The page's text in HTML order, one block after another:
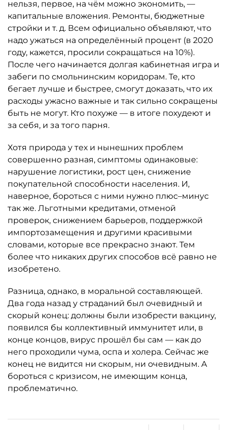
нельзя, первое, на чём можно экономить, —
капитальные вложения. Ремонты, бюджетные
стройки и т. д. Всем официально объявляют, что
надо ужаться на определённый процент (в 2020
году, кажется, просили сокращаться на 10%).
После чего начинается долгая кабинетная игра и
забеги по смольнинским коридорам. Те, кто
бегает лучше и быстрее, смогут доказать, что их
расходы ужасно важные и так сильно сокращены
быть не могут. Кто похуже — в итоге похудеют и
за себя, и за того парня.
Хотя природа у тех и нынешних проблем
совершенно разная, симптомы одинаковые:
нарушение логистики, рост цен, снижение
покупательной способности населения. И,
наверное, бороться с ними нужно плюс–минус
так же. Льготными кредитами, отменой
проверок, снижением барьеров, поддержкой
импортозамещения и другими красивыми
словами, которые все прекрасно знают. Тем
более что никаких других способов всё равно не
изобретено.
Разница, однако, в моральной составляющей.
Два года назад у страданий был очевидный и
скорый конец: должны были изобрести вакцину,
появился бы коллективный иммунитет или, в
конце концов, вирус прошёл бы сам — как до
него проходили чума, оспа и холера. Сейчас же
конец не видится ни скорым, ни очевидным. А
бороться с кризисом, не имеющим конца,
проблематично.